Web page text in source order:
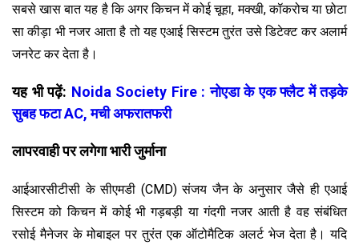
सबसे खास बात यह है कि अगर किचन में कोई चूहा, मक्खी, कॉकरोच या छोटा
सा कीड़ा भी नजर आता है तो यह एआई सिस्टम तुरंत उसे डिटेक्ट कर अलार्म
जनरेट कर देता है।
यह भी पढ़ें: Noida Society Fire : नोएडा के एक फ्लैट में तड़के
सुबह फटा AC, मची अफरातफरी
लापरवाही पर लगेगा भारी जुर्माना
आईआरसीटीसी के सीएमडी (CMD) संजय जैन के अनुसार जैसे ही एआई
सिस्टम को किचन में कोई भी गड़बड़ी या गंदगी नजर आती है वह संबंधित
रसोई मैनेजर के मोबाइल पर तुरंत एक ऑटोमैटिक अलर्ट भेज देता है। यदि